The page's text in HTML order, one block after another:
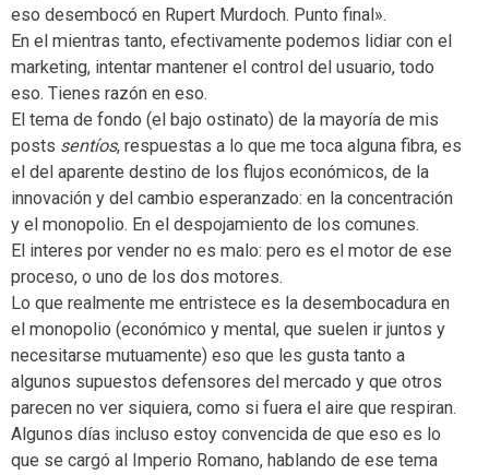
eso desembocó en Rupert Murdoch. Punto final».
En el mientras tanto, efectivamente podemos lidiar con el
marketing, intentar mantener el control del usuario, todo
eso. Tienes razón en eso.
El tema de fondo (el bajo ostinato) de la mayoría de mis
posts sentíos, respuestas a lo que me toca alguna fibra, es
el del aparente destino de los flujos económicos, de la
innovación y del cambio esperanzado: en la concentración
y el monopolio. En el despojamiento de los comunes.
El interes por vender no es malo: pero es el motor de ese
proceso, o uno de los dos motores.
Lo que realmente me entristece es la desembocadura en
el monopolio (económico y mental, que suelen ir juntos y
necesitarse mutuamente) eso que les gusta tanto a
algunos supuestos defensores del mercado y que otros
parecen no ver siquiera, como si fuera el aire que respiran.
Algunos días incluso estoy convencida de que eso es lo
que se cargó al Imperio Romano, hablando de ese tema